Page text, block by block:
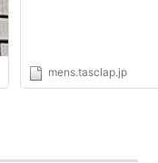
mens.tasclap.jp